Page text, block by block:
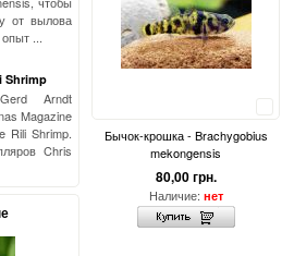
Бычок-крошка - Brachygobius
mekongensis
80,00 грн.
Наличие: нет
от вылова
...
Shrimp
Arndt
Magazine
Rili Shrimp.
Chris